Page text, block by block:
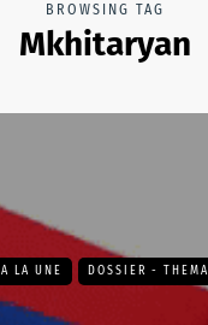
BROWSING TAG
Mkhitaryan
A LA UNE DOSSIER - THEMA